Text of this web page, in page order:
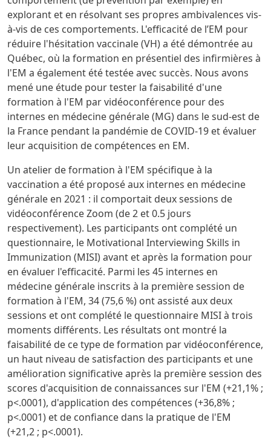
explorant et en résolvant ses propres ambivalences vis-
à-vis de ces comportements. L'efficacité de l’EM pour
réduire l'hésitation vaccinale (VH) a été démontrée au
Québec, où la formation en présentiel des infirmières à
l'EM a également été testée avec succès. Nous avons
mené une étude pour tester la faisabilité d'une
formation à l'EM par vidéoconférence pour des
internes en médecine générale (MG) dans le sud-est de
la France pendant la pandémie de COVID-19 et évaluer
leur acquisition de compétences en EM.
Un atelier de formation à l'EM spécifique à la
vaccination a été proposé aux internes en médecine
générale en 2021 : il comportait deux sessions de
vidéoconférence Zoom (de 2 et 0.5 jours
respectivement). Les participants ont complété un
questionnaire, le Motivational Interviewing Skills in
Immunization (MISI) avant et après la formation pour
en évaluer l'efficacité. Parmi les 45 internes en
médecine générale inscrits à la première session de
formation à l'EM, 34 (75,6 %) ont assisté aux deux
sessions et ont complété le questionnaire MISI à trois
moments différents. Les résultats ont montré la
faisabilité de ce type de formation par vidéoconférence,
un haut niveau de satisfaction des participants et une
amélioration significative après la première session des
scores d'acquisition de connaissances sur l'EM (+21,1% ;
p<.0001), d'application des compétences (+36,8% ;
p<.0001) et de confiance dans la pratique de l'EM
(+21,2 ; p<.0001).